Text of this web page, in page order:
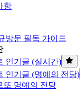
항
방문 필독 가이드
인기글 (실시간)
인기글 (명예의 전당)
또 명예의 전당